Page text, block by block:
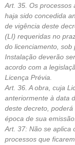
Art. 35. Os processos
haja sido concedida
de vigência deste
(LI) requeridas no
do licenciamento, sob
Instalação deverão
acordo com a
Licença Prévia.
Art. 36. A obra, cuja
anteriormente à data
deste decreto,
época de sua emissão.
Art. 37: Não se aplica
processos que